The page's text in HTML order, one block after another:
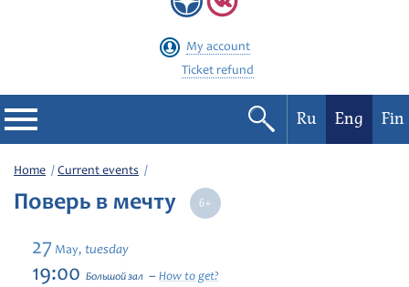
My account
Ticket refund
Philharmonic
Current events
Festivals
Ru Eng Fin
Home Current events
Поверь в мечту
27 May, tuesday
19:00 Большой зал How to get?